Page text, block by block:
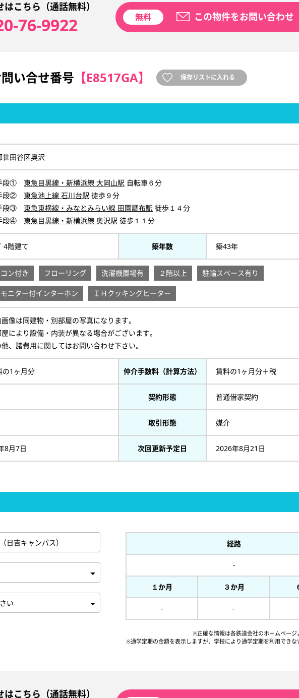
こちら（通話無料）
76-9922 無料 この物件をお問い合わせ
い合せ番号 【E8517GA】 保存リストに入れる
世田谷区奥沢
段① 東急目黒線・新横浜線 大岡山駅 自転車６分
段② 東急池上線 石川台駅 徒歩９分
段③ 東急東横線・みなとみらい線 田園調布駅 徒歩１４分
段④ 東急目黒線・新横浜線 奥沢駅 徒歩１１分
4階建て 築年数 築43年
ン付き フローリング 洗濯機置場有 ２階以上 駐輪スペース有り
ニター付インターホン ＩＨクッキングヒーター
像は同建物・別部屋の写真になります。
により設備・内装が異なる場合がございます。
、諸費用に関してはお問い合わせ下さい。
の1ヶ月分 仲介手数料（計算方法） 賃料の1ヶ月分＋税
契約形態 普通借家契約
取引形態 媒介
8月7日 次回更新予定日 2026年8月21日
経路
-
１か月 ３か月
- -
※正確な情報は各鉄道会社のホームページ
※通学定期の金額を表示しますが、 学校により通学定期を利用でき
こちら（通話無料）